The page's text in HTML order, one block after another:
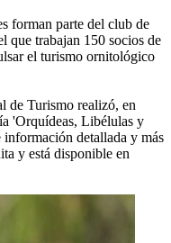
forman parte del club de
que trabajan 150 socios de
el turismo ornitológico
de Turismo realizó, en
'Orquídeas, Libélulas y
detallada y más
y está disponible en